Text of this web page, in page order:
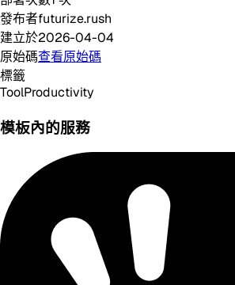
發布者futurize.rush
建立於2026-04-04
原始碼查看原始碼
標籤
ToolProductivity
模板內的服務